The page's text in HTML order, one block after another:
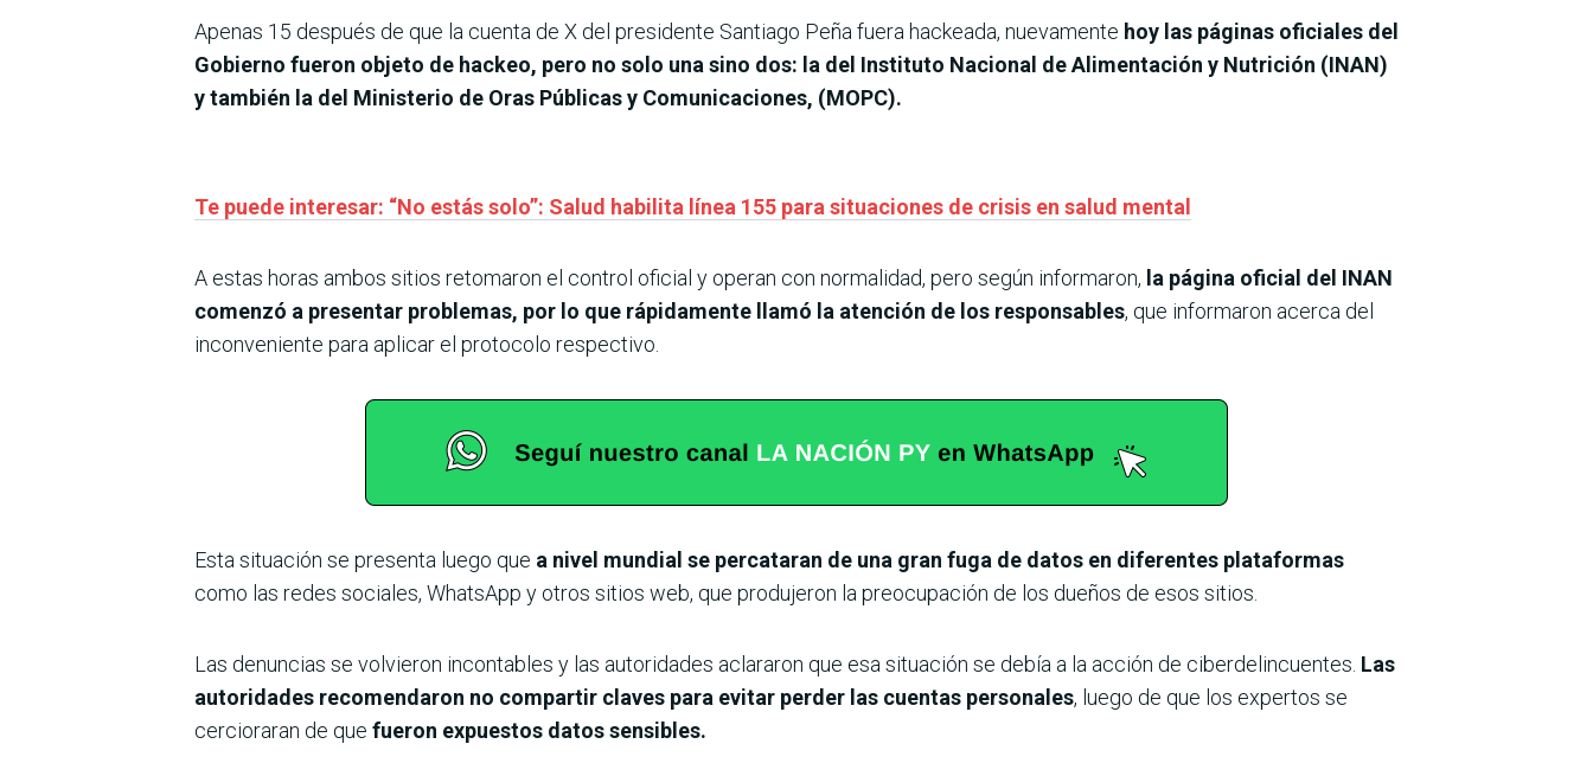
Apenas 15 después de que la cuenta de X del presidente Santiago Peña fuera hackeada, nuevamente hoy las páginas oficiales del
Gobierno fueron objeto de hackeo, pero no solo una sino dos: la del Instituto Nacional de Alimentación y Nutrición (INAN)
y también la del Ministerio de Oras Públicas y Comunicaciones, (MOPC).
Te puede interesar: “No estás solo”: Salud habilita línea 155 para situaciones de crisis en salud mental
A estas horas ambos sitios retomaron el control oficial y operan con normalidad, pero según informaron, la página oficial del INAN
comenzó a presentar problemas, por lo que rápidamente llamó la atención de los responsables, que informaron acerca del
inconveniente para aplicar el protocolo respectivo.
Esta situación se presenta luego que a nivel mundial se percataran de una gran fuga de datos en diferentes plataformas
como las redes sociales, WhatsApp y otros sitios web, que produjeron la preocupación de los dueños de esos sitios.
Las denuncias se volvieron incontables y las autoridades aclararon que esa situación se debía a la acción de ciberdelincuentes. Las
autoridades recomendaron no compartir claves para evitar perder las cuentas personales, luego de que los expertos se
cercioraran de que fueron expuestos datos sensibles.